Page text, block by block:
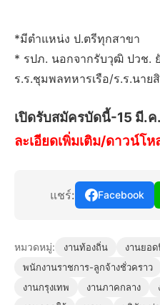
*มีตำแหน่ง ป.ตรีทุกสาขา
* รปภ. นอกจากรับวุฒิ ปวช.
ร.ร.ชุมพลทหารเรือ/ร.ร.นาย
เปิดรับสมัครบัดนี้-15 มี.
ละเอียดเพิ่มเติม/ดาวน์โ
แชร์: Facebook
หมวดหมู่: งานท้องถิ่น งานยอ
พนักงานราชการ-ลูกจ้างชั่วคราว
งานกรุงเทพ
งานภาคกลาง